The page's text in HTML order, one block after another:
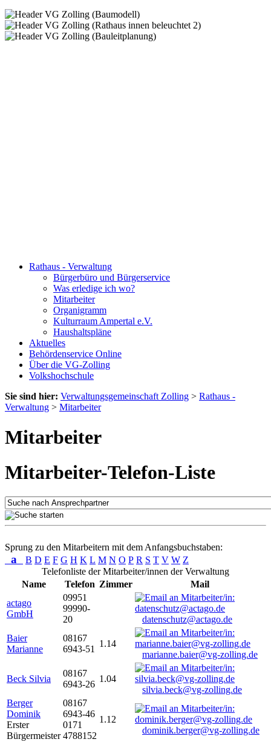
Rathaus - Verwaltung
Bürgerbüro und Bürgerservice
Was erledige ich wo?
Mitarbeiter
Organigramm
Kulturraum Ampertal e.V.
Haushaltspläne
Aktuelles
Behördenservice Online
Über die VG-Zolling
Volkshochschule
Sie sind hier: Verwaltungsgemeinschaft Zolling > Rathaus -
Verwaltung > Mitarbeiter
Mitarbeiter
Mitarbeiter-Telefon-Liste
Sprung zu den Mitarbeitern mit dem Anfangsbuchstaben:
a B D E F G H K L M N O P R S T V W Z
Telefonliste der Mitarbeiter/innen der Verwaltung
Name
Telefon Zimmer
Mail
actago
GmbH
09951
99990-
20
datenschutz@actago.de
Baier
Marianne
08167
6943-51
1.14
marianne.baier@vg-zolling.de
Beck Silvia
08167
6943-26
1.04
silvia.beck@vg-zolling.de
Berger
Dominik
Erster
Bürgermeister
08167
6943-46
0171
4788152
1.12
dominik.berger@vg-zolling.de